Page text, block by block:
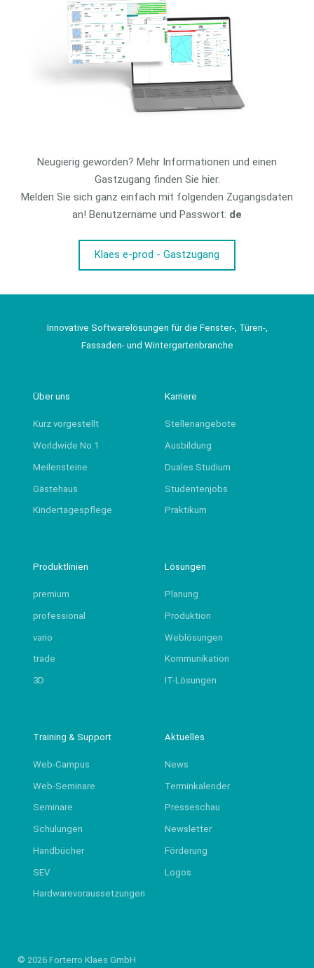
Neugierig geworden? Mehr Informationen und einen
Gastzugang finden Sie hier.
Melden Sie sich ganz einfach mit folgenden Zugangsdaten
an! Benutzername und Passwort: de
Klaes e-prod - Gastzugang
Innovative Softwarelösungen für die Fenster-, Türen-,
Fassaden- und Wintergartenbranche
Über uns
Kurz vorgestellt
Worldwide No.1
Meilensteine
Gästehaus
Kindertagespflege
Karriere
Stellenangebote
Ausbildung
Duales Studium
Studentenjobs
Praktikum
Produktlinien
premium
professional
vario
trade
3D
Lösungen
Planung
Produktion
Weblösungen
Kommunikation
IT-Lösungen
Training & Support
Web-Campus
Web-Seminare
Seminare
Schulungen
Handbücher
SEV
Hardwarevoraussetzungen
Aktuelles
News
Terminkalender
Presseschau
Newsletter
Förderung
Logos
© 2026 Forterro Klaes GmbH